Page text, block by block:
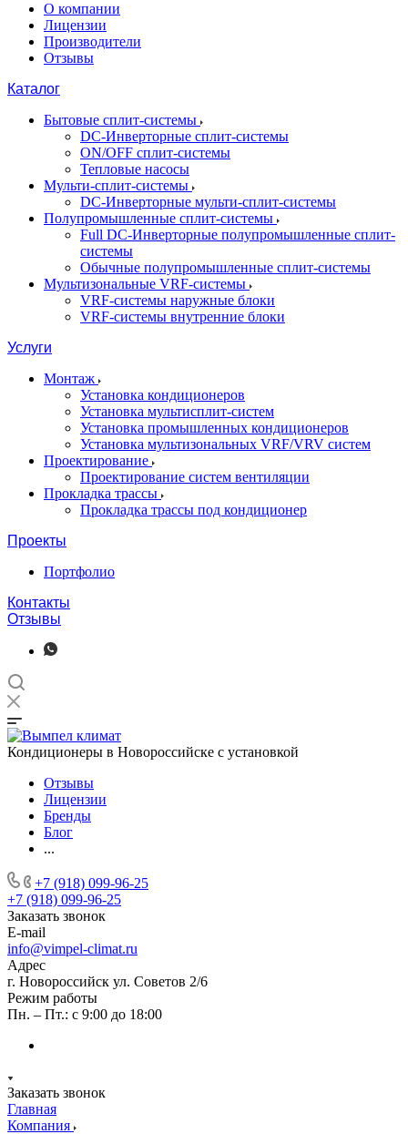
О компании
Лицензии
Производители
Отзывы
Каталог
Бытовые сплит-системы
DC-Инверторные сплит-системы
ON/OFF сплит-системы
Тепловые насосы
Мульти-сплит-системы
DC-Инверторные мульти-сплит-системы
Полупромышленные сплит-системы
Full DC-Инверторные полупромышленные сплит-
системы
Обычные полупромышленные сплит-системы
Мультизональные VRF-системы
VRF-системы наружные блоки
VRF-системы внутренние блоки
Услуги
Монтаж
Установка кондиционеров
Установка мультисплит-систем
Установка промышленных кондиционеров
Установка мультизональных VRF/VRV систем
Проектирование
Проектирование систем вентиляции
Прокладка трассы
Прокладка трассы под кондиционер
Проекты
Портфолио
Контакты
Отзывы
Кондиционеры в Новороссийске с установкой
Отзывы
Лицензии
Бренды
Блог
...
+7 (918) 099-96-25
+7 (918) 099-96-25
Заказать звонок
E-mail
info@vimpel-climat.ru
Адрес
г. Новороссийск ул. Советов 2/6
Режим работы
Пн. – Пт.: с 9:00 до 18:00
Заказать звонок
Главная
Компания